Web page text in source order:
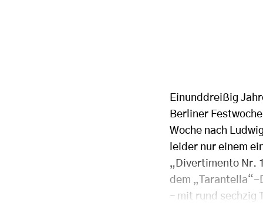
Einunddreißig
Berliner
Woche nach
leider nur einem
„Divertimento Nr.
dem „Tarantella“-
– mit rund sechzig